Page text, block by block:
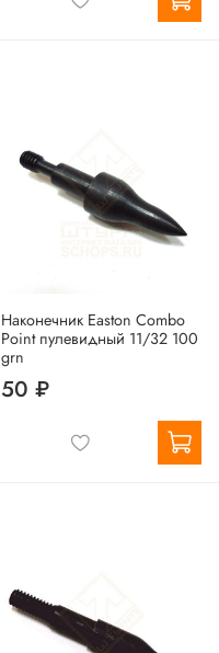
Наконечник Easton Combo
Point пулевидный 11/32 100
grn
50 ₽